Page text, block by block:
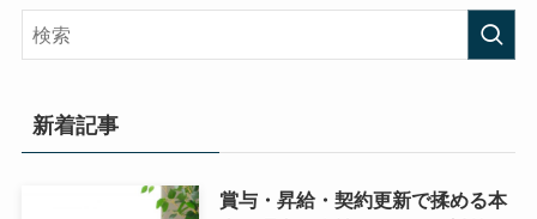
新着記事
賞与・昇給・契約更新で揉める本